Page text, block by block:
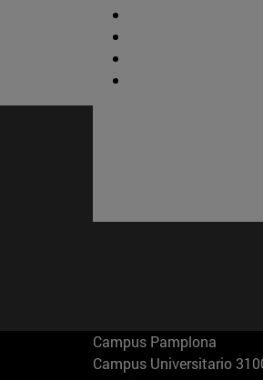
Campus Pamplona
Campus Universitario